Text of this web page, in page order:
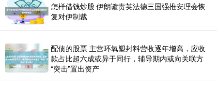
怎样借钱炒股 伊朗谴责英法德三国强推安理会恢
复对伊制裁
配债的股票 主营环氧塑封料营收逐年增高，应收
款占比超六成或异于同行，辅导期内或向关联方
“突击”置出资产